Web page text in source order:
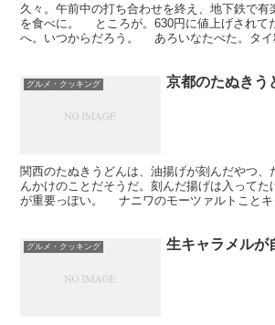
久々。午前中の打ち合わせを終え、地下鉄で有
を食べに。 ところが。630円に値上げされて
へ。いつからだろう。 あろいなたべた。タイ
グルメ・クッキング 京都のたぬきう
関西のたぬきうどんは、油揚げが刻んだやつ、
んかけのことだそうだ。刻んだ揚げは入ってた
が重要っぽい。 ナニワのモーツァルトことキ
グルメ・クッキング 生キャラメルが